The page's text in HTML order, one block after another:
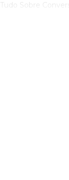
Sobre